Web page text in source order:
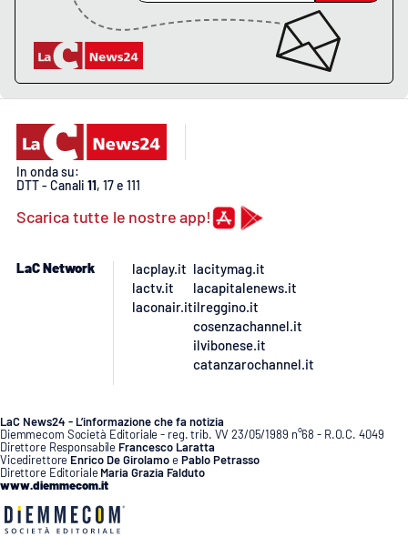
LAC
NETWORK
Lacplay.it
Lactv.it
Cosenzachannel.it
Ilvibonese.it
Catanzarochannel.it
In onda su:
DTT - Canali 11, 17 e 111
Scarica tutte le nostre app!
LaC Network
lacplay.it
lactv.it
laconair.it
lacitymag.it
lacapitalenews.it
ilreggino.it
cosenzachannel.it
ilvibonese.it
catanzarochannel.it
LaC News24 - L’informazione che fa notizia
Diemmecom Società Editoriale - reg. trib. VV 23/05/1989 n°68 - R.O.C. 4049
Direttore Responsabile Francesco Laratta
Vicedirettore Enrico De GirolamoePablo Petrasso
Direttore Editoriale Maria Grazia Falduto
www.diemmecom.it